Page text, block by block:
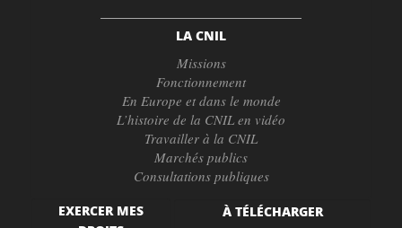
LA CNIL
Missions
Fonctionnement
En Europe et dans le monde
L’histoire de la CNIL en vidéo
Travailler à la CNIL
Marchés publics
Consultations publiques
EXERCER MES
À TÉLÉCHARGER